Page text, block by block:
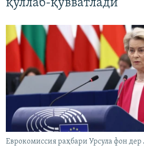
қўллаб-қувватлади
Еврокомиссия раҳбари Урсула фон дер